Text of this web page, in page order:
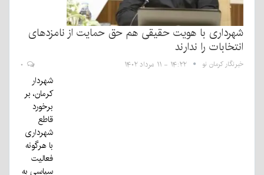
شهرداری با هویت حقیقی هم حق حمایت از نامزدهای
انتخابات را ندارند
خبرنگار کرمان نو ۱۴:۲۲ - ۱۱ مرداد ۱۴۰۲
شهردار
کرمان، بر
برخورد
قاطع
شهرداری
با هرگونه
فعالیت
سیاسی به